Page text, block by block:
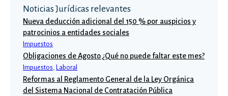
Noticias Jurídicas relevantes
Nueva deducción adicional del 150 % por auspicios y
patrocinios a entidades sociales
Impuestos
Obligaciones de Agosto ¿Qué no puede faltar este mes?
Impuestos, Laboral
Reformas al Reglamento General de la Ley Orgánica
del Sistema Nacional de Contratación Pública